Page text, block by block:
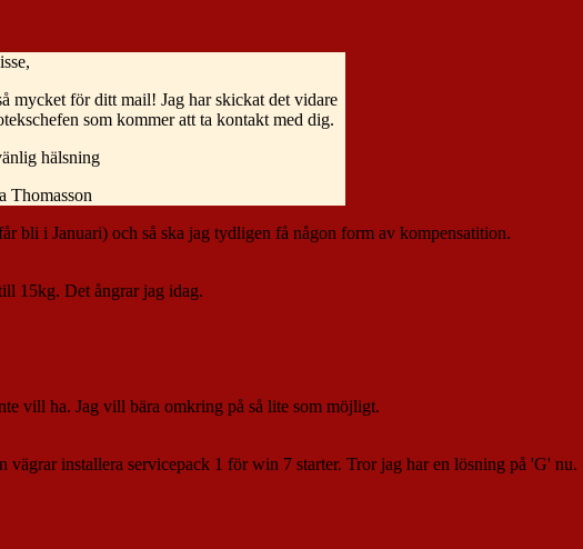
mycket för ditt mail! Jag har skickat det vidare
som kommer att ta kontakt med dig.
hälsning
Thomasson
bli i Januari) och så ska jag tydligen få någon form av kompensatition.
15kg. Det ångrar jag idag.
vill ha. Jag vill bära omkring på så lite som möjligt.
installera servicepack 1 för win 7 starter. Tror jag har en lösning på 'G' nu.